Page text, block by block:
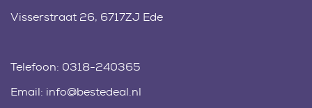
Visserstraat 26, 6717ZJ Ede
Telefoon: 0318-240365
Email: info@bestedeal.nl